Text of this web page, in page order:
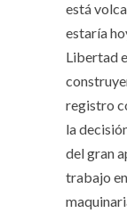
está
estaría
Libertad
registro
la
del gran
trabajo